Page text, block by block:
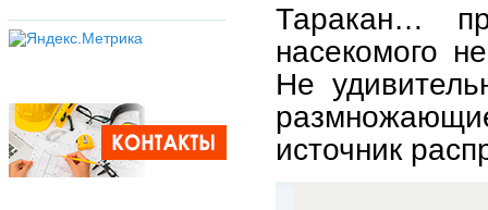
Таракан…
насекомого
Не
источник